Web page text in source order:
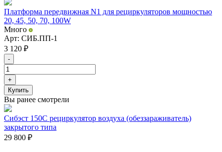
Платформа передвижная N1 для рециркуляторов мощностью
20, 45, 50, 70, 100W
Много
Арт: СИБ.ПП-1
3 120 ₽
-
+
Купить
Вы ранее смотрели
Сибэст 150С рециркулятор воздуха (обеззараживатель)
закрытого типа
29 800 ₽